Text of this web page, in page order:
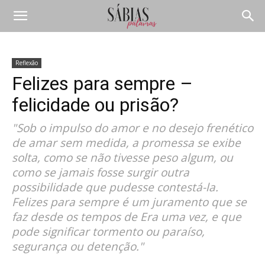
Reflexão
Felizes para sempre –
felicidade ou prisão?
"Sob o impulso do amor e no desejo frenético
de amar sem medida, a promessa se exibe
solta, como se não tivesse peso algum, ou
como se jamais fosse surgir outra
possibilidade que pudesse contestá-la.
Felizes para sempre é um juramento que se
faz desde os tempos de Era uma vez, e que
pode significar tormento ou paraíso,
segurança ou detenção."